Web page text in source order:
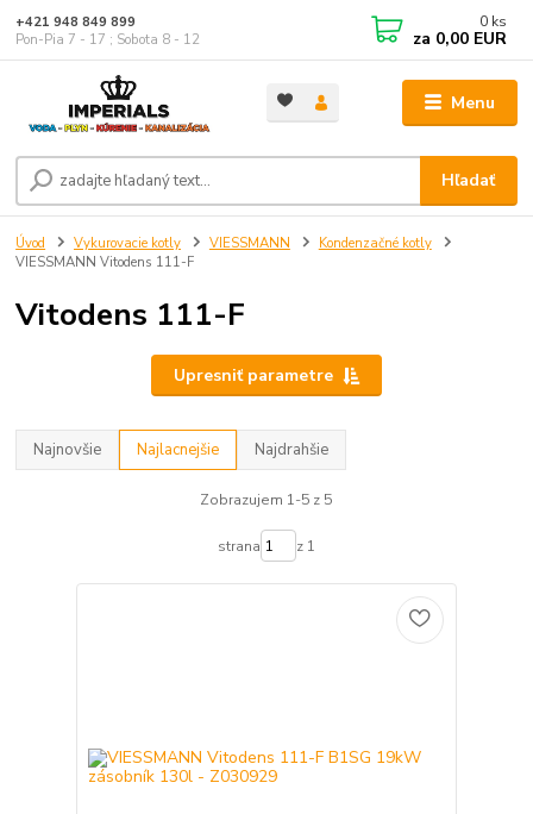
Menu
Hľadať
+421 948 849 899
Pon-Pia 7 - 17 ; Sobota 8 - 12
0 ks
za 0,00 EUR
Úvod Vykurovacie kotly VIESSMANN
Kondenzačné kotly
VIESSMANN Vitodens 111-F
Vitodens 111-F
Upresniť parametre
Najnovšie Najlacnejšie Najdrahšie
Zobrazujem 1-5 z 5
strana z 1